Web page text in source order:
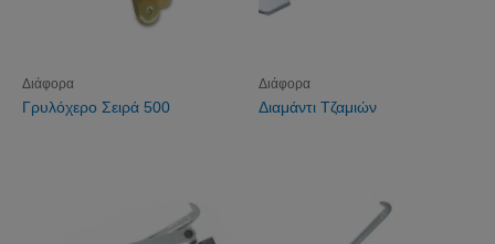
Διάφορα
Γρυλόχερο Σειρά 500
Διάφορα
Διαμάντι Τζαμιών